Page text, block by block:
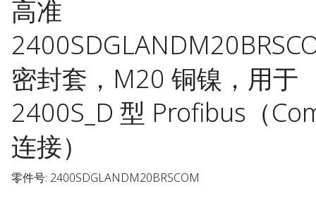
高准
密封套，M20 铜镍，用于
2400S_D 型 Profibus（
连接）
零件号: 2400SDGLANDM20BRSCOM